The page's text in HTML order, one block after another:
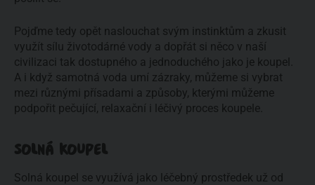
Pojďme tedy opět naslouchat svým instinktům a zkusit
využít sílu životodárné vody a dopřát si něco v naší
civilizaci tak dostupného a jednoduchého jako je koupel.
A i když samotná voda umí zázraky, můžeme si vybrat
mezi různými přísadami a způsoby, kterými můžeme
podpořit pečující, relaxační i léčivý proces koupele.
SOLNÁ KOUPEL
Solná koupel se využívá jako léčebný prostředek už od